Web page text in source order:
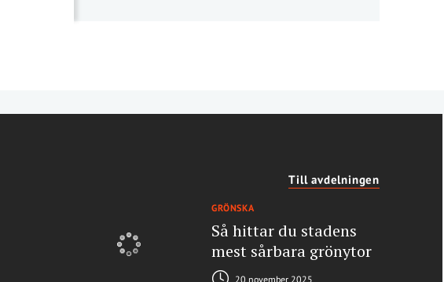
Till avdelningen
GRÖNSKA
Så hittar du stadens
mest sårbara grönytor
20 november 2025